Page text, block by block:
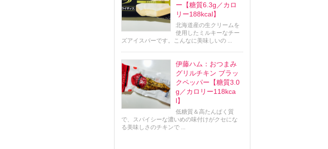
ー【糖質6.3g／カロ
リー188kcal】
北海道産の生クリームを
使用したミルキーなチー
ズアイスバーです。こんなに美味しいの ...
伊藤ハム：おつまみ
グリルチキン ブラッ
クペッパー【糖質3.0
g／カロリー118kca
l】
低糖質＆高たんぱく質
で、スパイシーな濃いめの味付けがクセにな
る美味しさのチキンで ...